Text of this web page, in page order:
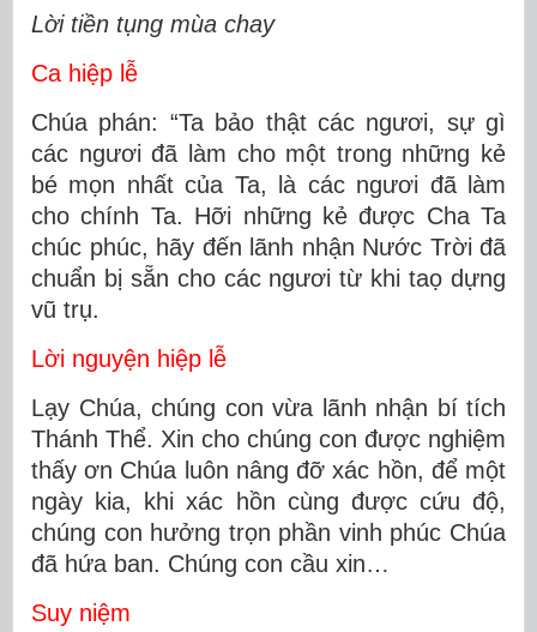
Lời tiền tụng mùa chay
Ca hiệp lễ
Chúa phán: “Ta bảo thật các ngươi, sự gì
các ngươi đã làm cho một trong những kẻ
bé mọn nhất của Ta, là các ngươi đã làm
cho chính Ta. Hỡi những kẻ được Cha Ta
chúc phúc, hãy đến lãnh nhận Nước Trời đã
chuẩn bị sẵn cho các ngươi từ khi taọ dựng
vũ trụ.
Lời nguyện hiệp lễ
Lạy Chúa, chúng con vừa lãnh nhận bí tích
Thánh Thể. Xin cho chúng con được nghiệm
thấy ơn Chúa luôn nâng đỡ xác hồn, để một
ngày kia, khi xác hồn cùng được cứu độ,
chúng con hưởng trọn phần vinh phúc Chúa
đã hứa ban. Chúng con cầu xin…
Suy niệm